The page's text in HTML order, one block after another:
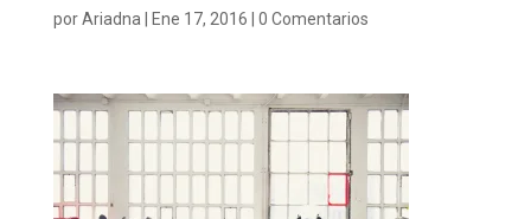
porAriadna Ene 17, 2016 0 Comentarios